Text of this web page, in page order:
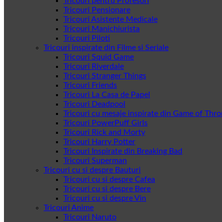
Tricouri Pensionare
Tricouri Asistente Medicale
Tricouri Manichiurista
Tricouri Piloti
Tricouri inspirate din Filme si Seriale
Tricouri Squid Game
Tricouri Riverdale
Tricouri Stranger Things
Tricouri Friends
Tricouri La Casa de Papel
Tricouri Deadpool
Tricouri cu mesaje inspirate din Game of
Tricouri PowerPuff Girls
Tricouri Rick and Morty
Tricouri Harry Potter
Tricouri Inspirate din Breaking Bad
Tricouri Superman
Tricouri cu si despre Bauturi
Tricouri cu si despre Cafea
Tricouri cu si despre Bere
Tricouri cu si despre Vin
Tricouri Anime
Tricouri Naruto